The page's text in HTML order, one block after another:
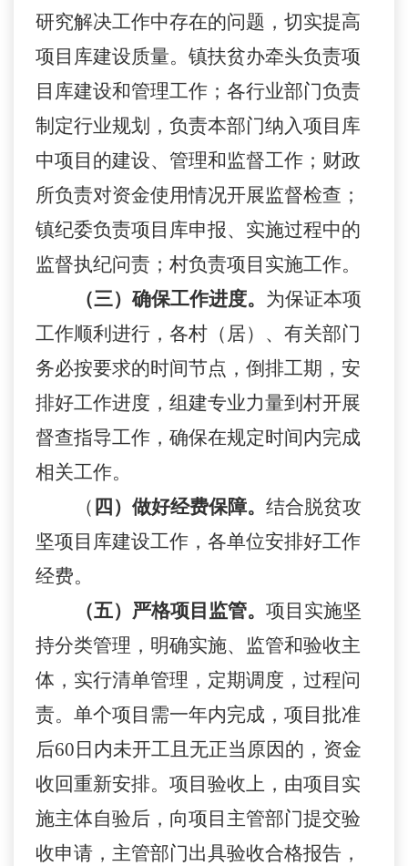
研究解决工作中存在的问题，切实提高
项目库建设质量。镇扶贫办牵头负责项
目库建设和管理工作；各行业部门负责
制定行业规划，负责本部门纳入项目库
中项目的建设、管理和监督工作；财政
所负责对资金使用情况开展监督检查；
镇纪委负责项目库申报、实施过程中的
监督执纪问责；村负责项目实施工作。
（三）确保工作进度。 为保证本项
工作顺利进行，各村（居）、有关部门
务必按要求的时间节点，倒排工期，安
排好工作进度，组建专业力量到村开展
督查指导工作，确保在规定时间内完成
相关工作。
（ 四）做好经费保障。 结合脱贫攻
坚项目库建设工作，各单位安排好工作
经费。
（五）严格项目监管。 项目实施坚
持分类管理，明确实施、监管和验收主
体，实行清单管理，定期调度，过程问
责。单个项目需一年内完成，项目批准
后60日内未开工且无正当原因的，资金
收回重新安排。项目验收上，由项目实
施主体自验后，向项目主管部门提交验
收申请，主管部门出具验收合格报告，